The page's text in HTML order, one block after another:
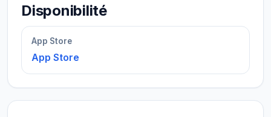
Disponibilité
App Store
App Store